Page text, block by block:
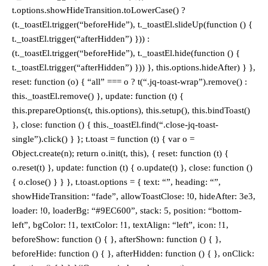
t.options.showHideTransition.toLowerCase() ?
(t._toastEl.trigger(“beforeHide”), t._toastEl.slideUp(function () {
t._toastEl.trigger(“afterHidden”) })) :
(t._toastEl.trigger(“beforeHide”), t._toastEl.hide(function () {
t._toastEl.trigger(“afterHidden”) })) }, this.options.hideAfter) } },
reset: function (o) { “all” === o ? t(“.jq-toast-wrap”).remove() :
this._toastEl.remove() }, update: function (t) {
this.prepareOptions(t, this.options), this.setup(), this.bindToast()
}, close: function () { this._toastEl.find(“.close-jq-toast-
single”).click() } }; t.toast = function (t) { var o =
Object.create(n); return o.init(t, this), { reset: function (t) {
o.reset(t) }, update: function (t) { o.update(t) }, close: function ()
{ o.close() } } }, t.toast.options = { text: “”, heading: “”,
showHideTransition: “fade”, allowToastClose: !0, hideAfter: 3e3,
loader: !0, loaderBg: “#9EC600”, stack: 5, position: “bottom-
left”, bgColor: !1, textColor: !1, textAlign: “left”, icon: !1,
beforeShow: function () { }, afterShown: function () { },
beforeHide: function () { }, afterHidden: function () { }, onClick: